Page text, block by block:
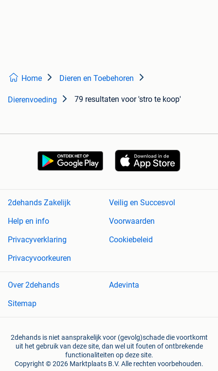
Home Dieren en Toebehoren
Dierenvoeding 79 resultaten voor 'stro te koop'
2dehands Zakelijk
Veilig en Succesvol
Help en info
Voorwaarden
Privacyverklaring
Cookiebeleid
Privacyvoorkeuren
Over 2dehands
Adevinta
Sitemap
2dehands is niet aansprakelijk voor (gevolg)schade die voortkomt
uit het gebruik van deze site, dan wel uit fouten of ontbrekende
functionaliteiten op deze site.
Copyright © 2026 Marktplaats B.V. Alle rechten voorbehouden.